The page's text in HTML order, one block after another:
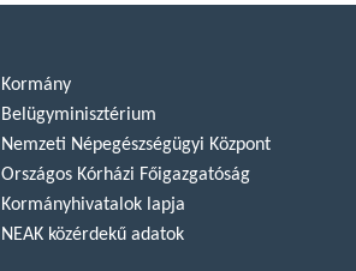
Kormány
Belügyminisztérium
Nemzeti Népegészségügyi Központ
Országos Kórházi Főigazgatóság
Kormányhivatalok lapja
NEAK közérdekű adatok